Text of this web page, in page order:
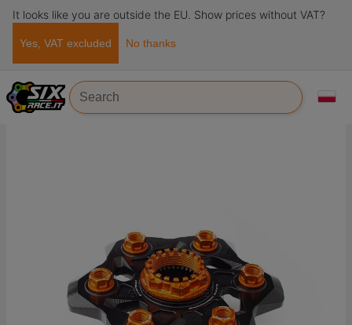
It looks like you are outside the EU. Show prices without VAT?
Yes, VAT excluded No thanks
Kit portacorona, dadi corona e dado portacorona Ktm 1290
Superduke R / GT